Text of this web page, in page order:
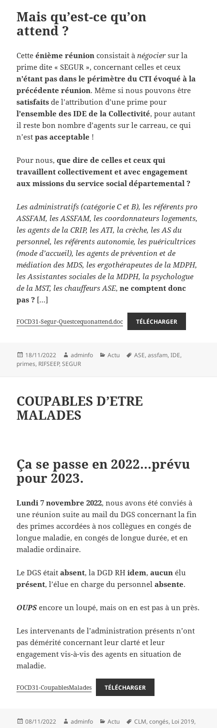
Mais qu’est-ce qu’on
attend ?
Cetteénième réunion consistait à négocier sur la
prime dite « SEGUR », concernant celles et ceux
n’étant pas dans le périmètre du CTI évoqué à la
précédente réunion. Même si nous pouvons être
satisfaits de l’attribution d’une prime pour
l’ensemble des IDE de la Collectivité, pour autant
il reste bon nombre d’agents sur le carreau, ce qui
n’estpas acceptable !
Pour nous,que dire de celles et ceux qui
travaillent collectivement et avec engagement
aux missions du service social départemental ?
Les administratifs (catégorie C et B), les référents pro
ASSFAM, les ASSFAM, les coordonnateurs logements,
les agents de la CRIP, les ATI, la crèche, les AS du
personnel, les référents autonomie, les puéricultrices
(mode d’accueil), les agents de prévention et de
médiation des MDS, les ergothérapeutes de la MDPH,
les Assistantes sociales de la MDPH, la psychologue
de la MST, les chauffeurs ASE,ne comptent donc
pas ? […]
FOCD31-Segur-Questcequonattend.doc TÉLÉCHARGER
Publié
le
18/11/2022 Auteur
adminfo Catégories
Actu
Mots-
ASE,assfam,IDE,
primes, RIFSEEP,SEGUR
COUPABLES D’ETRE
MALADES
Ça se passe en 2022…prévu
pour 2023.
Lundi 7 novembre 2022, nous avons été conviés à
une réunion suite au mail du DGS concernant la fin
des primes accordées à nos collègues en congés de
longue maladie, en congés de longue durée, et en
maladie ordinaire.
Le DGS étaitabsent, la DGD RHidem,aucun élu
présent, l’élue en charge du personnelabsente.
OUPS encore un loupé, mais on en est pas à un près.
Les intervenants de l’administration présents n’ont
pas démérité concernant leur clarté et leur
engagement vis-à-vis des agents en situation de
maladie.
FOCD31-CoupablesMalades TÉLÉCHARGER
Publié
08/11/2022 Auteur
adminfo Catégories
Actu
Mots-
CLM,congés, Loi 2019,